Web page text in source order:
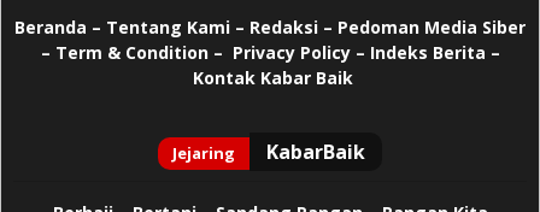
Beranda – Tentang Kami – Redaksi – Pedoman Media Siber
– Term & Condition – Privacy Policy– Indeks Berita –
Kontak Kabar Baik